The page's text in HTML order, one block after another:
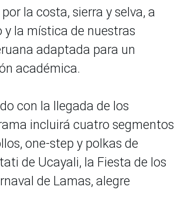
la costa, sierra y selva, a
la mística de nuestras
adaptada para un
académica.
con la llegada de los
incluirá cuatro segmentos
one-step y polkas de
de Ucayali, la Fiesta de los
de Lamas, alegre